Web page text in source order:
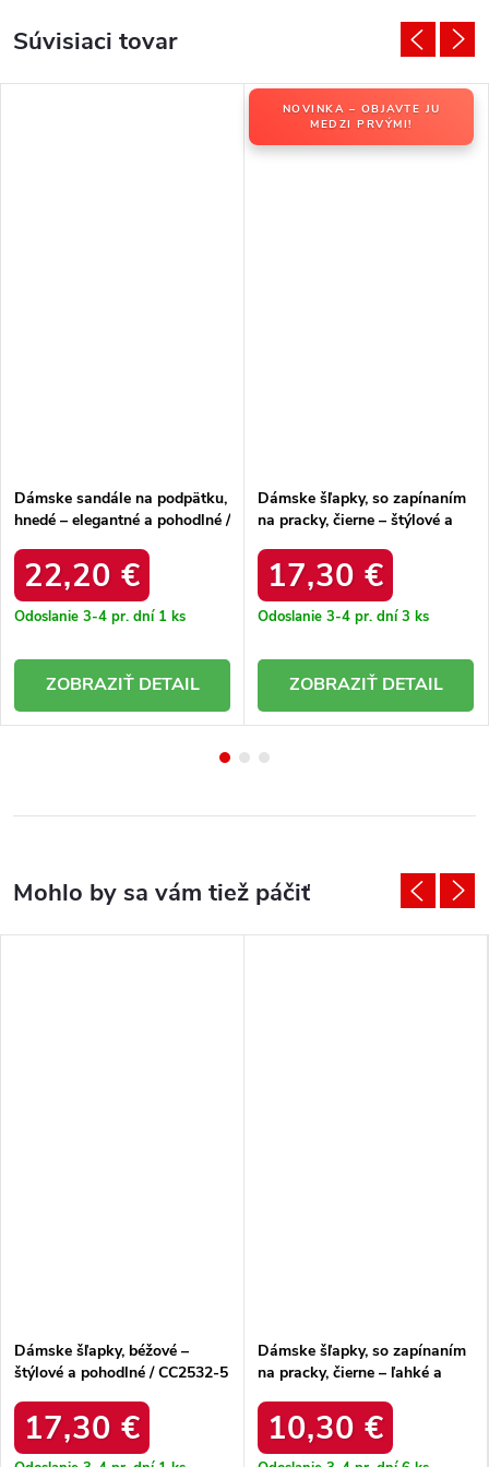
Súvisiaci tovar
Dámske sandále na podpätku,
hnedé – elegantné a pohodlné /
22,20 €
Odoslanie 3-4 pr. dní 1 ks
DETAIL
NOVINKA – OBJAVTE JU
MEDZI PRVÝMI!
Dámske šľapky, so zapínaním
na pracky, čierne – štýlové a
17,30 €
Odoslanie 3-4 pr. dní3 ks
DETAIL
Dámske šľapky, béžové –
štýlové a pohodlné / CC2532-5
17,30 €
Dámske šľapky, so zapínaním
na pracky, čierne – ľahké a
10,30 €